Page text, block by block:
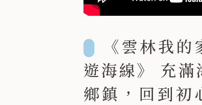
《雲林我
遊海線》 充滿
鄉鎮，回到初